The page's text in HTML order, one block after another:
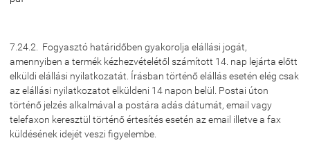
7.24.2. Fogyasztó határidőben gyakorolja elállási jogát,
amennyiben a termék kézhezvételétől számított 14. nap lejárta előtt
elküldi elállási nyilatkozatát. Írásban történő elállás esetén elég csak
az elállási nyilatkozatot elküldeni 14 napon belül. Postai úton
történő jelzés alkalmával a postára adás dátumát, email vagy
telefaxon keresztül történő értesítés esetén az email illetve a fax
küldésének idejét veszi figyelembe.